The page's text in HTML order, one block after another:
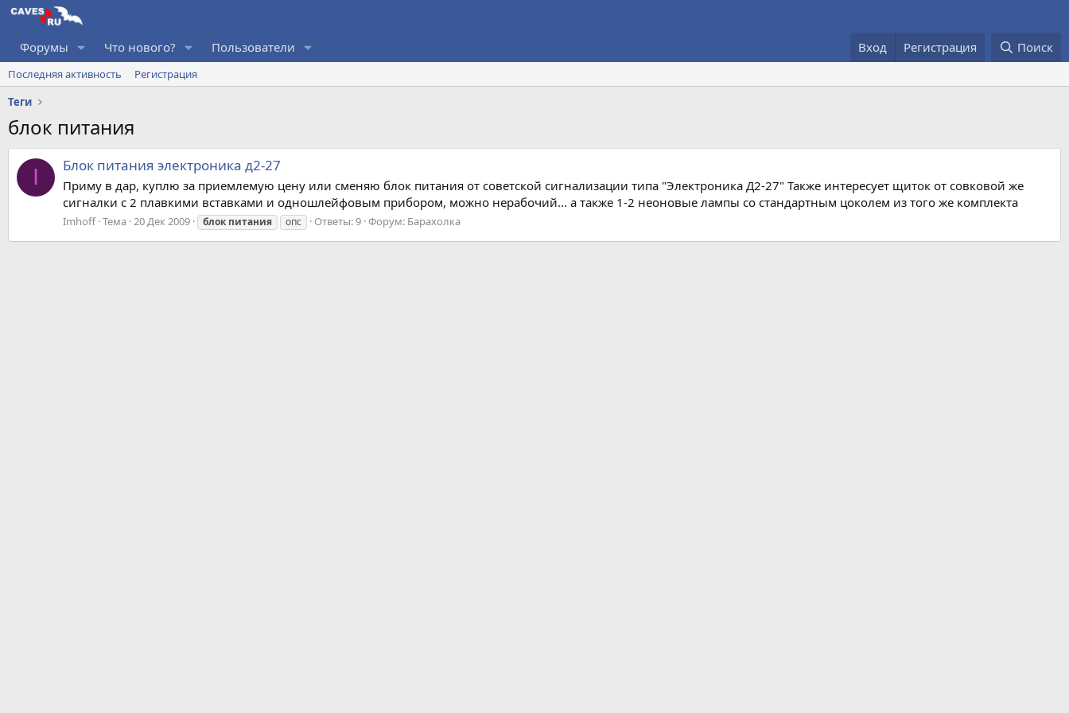
Форумы Что нового? Пользователи Вход Регистрация Поиск
Последняя активность
Регистрация
Теги
блок питания
I Блок питания электроника д2-27
Приму в дар, куплю за приемлемую цену или сменяю блок питания от советской сигнализации типа "Электроника Д2-27" Также интересует щиток от совковой же
сигналки с 2 плавкими вставками и одношлейфовым прибором, можно нерабочий... а также 1-2 неоновые лампы со стандартным цоколем из того же комплекта
Imhoff Тема 20 Дек 2009 блок питания опс Ответы: 9 Форум: Барахолка